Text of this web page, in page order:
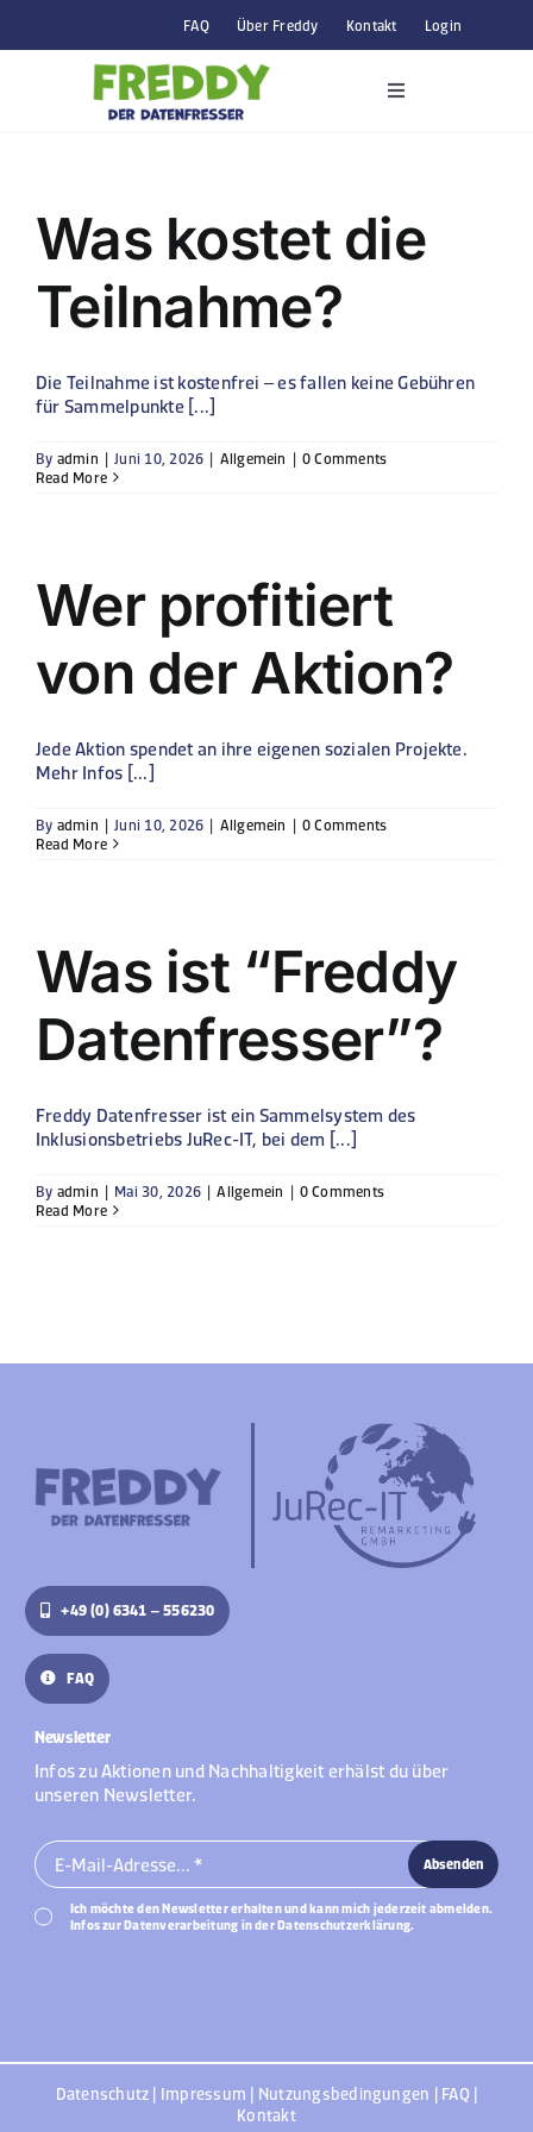
content
FAQ Über Freddy Kontakt Login
Toggle
Alle Aktionen
Unternehmenskunden
Privatpersonen
Gerät abgeben
Was kostet die
Teilnahme?
Die Teilnahme ist kostenfrei – es fallen keine Gebühren
für Sammelpunkte [...]
By admin | Juni 10, 2026 | Allgemein | 0 Comments
Read More
Wer profitiert
von der Aktion?
Jede Aktion spendet an ihre eigenen sozialen Projekte.
Mehr Infos [...]
By admin | Juni 10, 2026 | Allgemein | 0 Comments
Read More
Was ist “Freddy
Datenfresser”?
Freddy Datenfresser ist ein Sammelsystem des
Inklusionsbetriebs JuRec-IT, bei dem [...]
By admin | Mai 30, 2026 | Allgemein | 0 Comments
Read More
+49 (0) 6341 – 556230
FAQ
Newsletter
Infos zu Aktionen und Nachhaltigkeit erhälst du über
unseren Newsletter.
Absenden
Ich möchte den Newsletter erhalten und kann mich jederzeit abmelden.
Infos zur Datenverarbeitung in der Datenschutzerklärung.
Datenschutz | Impressum | Nutzungsbedingungen | FAQ |
Kontakt